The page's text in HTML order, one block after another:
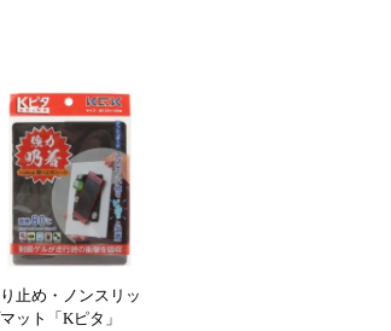
止め・ノンスリッ
ット「Kピタ」